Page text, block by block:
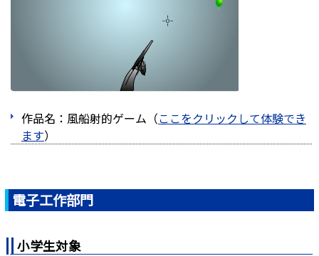
作品名：風船射的ゲーム（ここをクリックして体験でき
ます）
電子工作部門
小学生対象